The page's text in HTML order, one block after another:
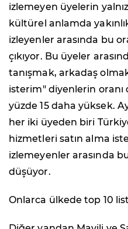
izlemeyen üyelerin
kültürel anlamda
izleyenler arasında bu
çıkıyor. Bu üyeler
tanışmak, arkadaş
isterim" diyenlerin
yüzde 15 daha yüksek.
her iki üyeden biri
hizmetleri satın alma
izlemeyenler arasında
düşüyor.
Onlarca ülkede top 10